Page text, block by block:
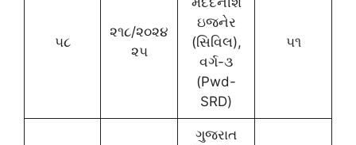
૫૮
૨૧૮/૨૦૨૪
૨૫
ઇજનેર
(સિવિલ),
વર્ગ-૩
(Pwd-
SRD)
૫૧
ગુજરાત